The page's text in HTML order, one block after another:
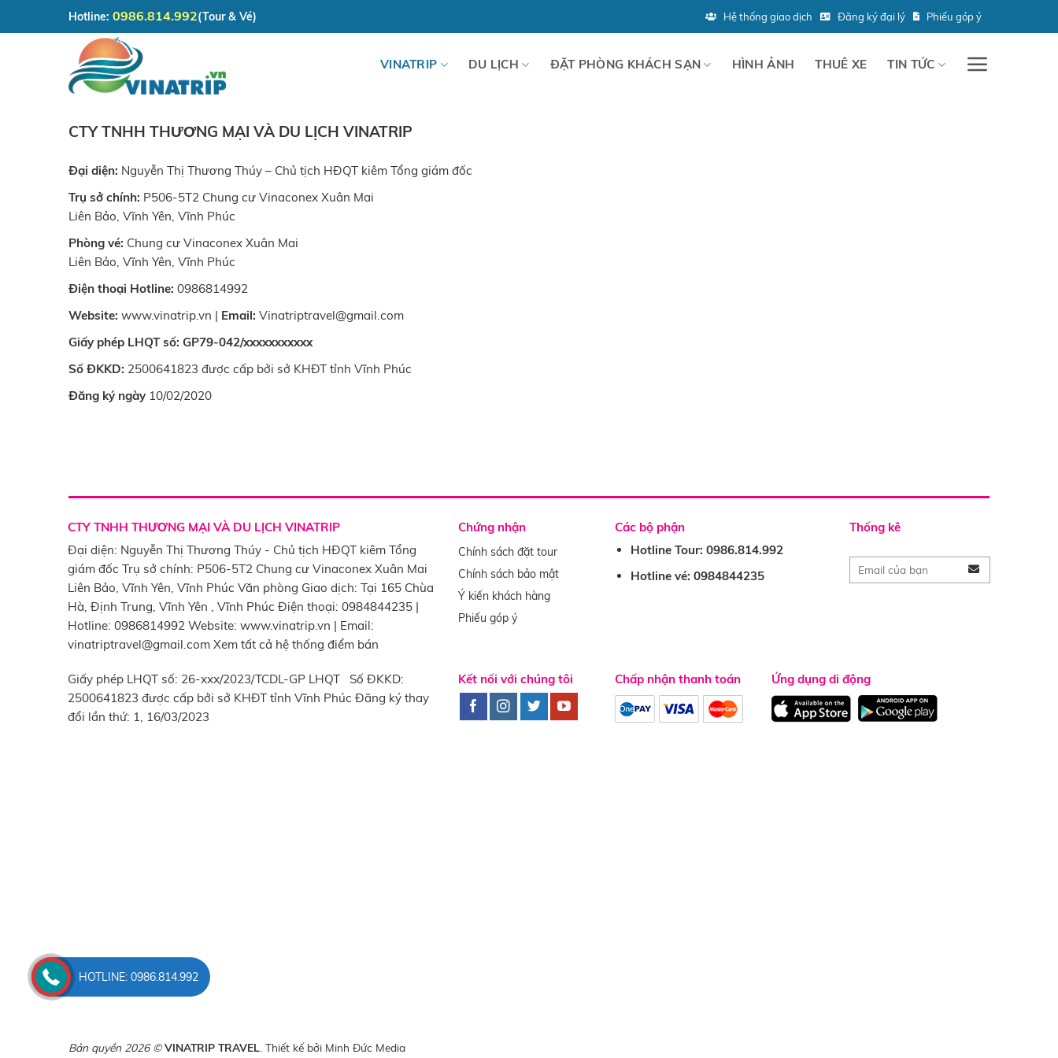
Hotline: 0986.814.992(Tour & Vé) Hệ thống giao dịch Đăng ký đại lý Phiếu góp ý
VINATRIP DU LỊCH ĐẶT PHÒNG KHÁCH SẠN HÌNH ẢNH THUÊ XE TIN TỨC
CTY TNHH THƯƠNG MẠI VÀ DU LỊCH VINATRIP
Đại diện: Nguyễn Thị Thương Thúy – Chủ tịch HĐQT kiêm Tổng giám đốc
Trụ sở chính: P506-5T2 Chung cư Vinaconex Xuân Mai
Liên Bảo, Vĩnh Yên, Vĩnh Phúc
Phòng vé: Chung cư Vinaconex Xuân Mai
Liên Bảo, Vĩnh Yên, Vĩnh Phúc
Điện thoại Hotline: 0986814992
Website: www.vinatrip.vn | Email: Vinatriptravel@gmail.com
Giấy phép LHQT số: GP79-042/xxxxxxxxxxx
Số ĐKKD: 2500641823 được cấp bởi sở KHĐT tỉnh Vĩnh Phúc
Đăng ký ngày 10/02/2020
CTY TNHH THƯƠNG MẠI VÀ DU LỊCH VINATRIP
Đại diện: Nguyễn Thị Thương Thúy - Chủ tịch HĐQT kiêm Tổng
giám đốc Trụ sở chính: P506-5T2 Chung cư Vinaconex Xuân Mai
Liên Bảo, Vĩnh Yên, Vĩnh Phúc Văn phòng Giao dịch: Tại 165 Chùa
Hà, Định Trung, Vĩnh Yên , Vĩnh Phúc Điện thoại: 0984844235 |
Hotline: 0986814992 Website: www.vinatrip.vn | Email:
vinatriptravel@gmail.com Xem tất cả hệ thống điểm bán
Chứng nhận
Chính sách đặt tour
Chính sách bảo mật
Ý kiến khách hàng
Phiếu góp ý
Các bộ phận
Hotline Tour: 0986.814.992
Hotline vé: 0984844235
Thống kê
Giấy phép LHQT số: 26-xxx/2023/TCDL-GP LHQT Số ĐKKD:
2500641823 được cấp bởi sở KHĐT tỉnh Vĩnh Phúc Đăng ký thay
đổi lần thứ: 1, 16/03/2023
Kết nối với chúng tôi Chấp nhận thanh toán Ứng dụng di động
Bản quyền 2026 © VINATRIP TRAVEL . Thiết kế bởi Minh Đức Media
HOTLINE: 0986.814.992